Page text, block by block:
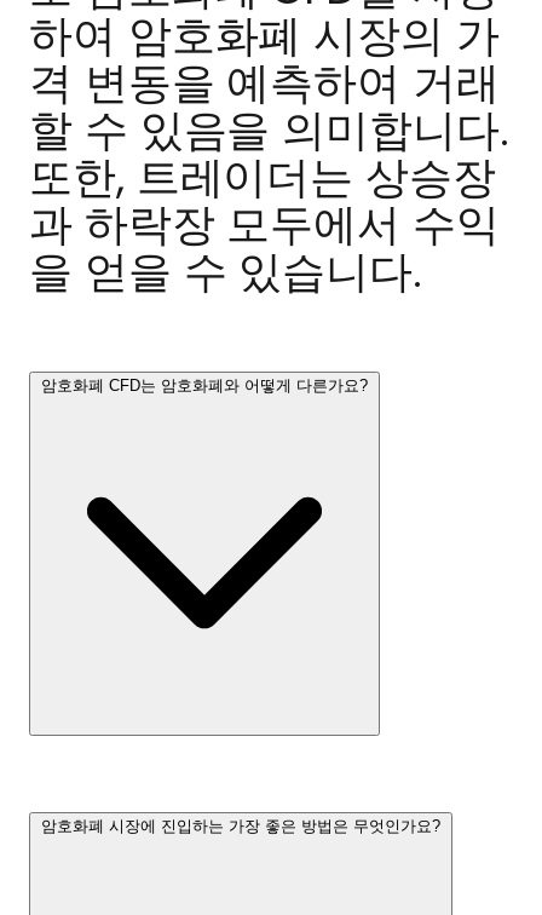
하여 암호화폐 시장의 가
격 변동을 예측하여 거래
할 수 있음을 의미합니다.
또한, 트레이더는 상승장
과 하락장 모두에서 수익
을 얻을 수 있습니다.
암호화폐 CFD는 암호화폐와 어떻게 다른가요?
암호화폐 시장에 진입하는 가장 좋은 방법은 무엇인가요?